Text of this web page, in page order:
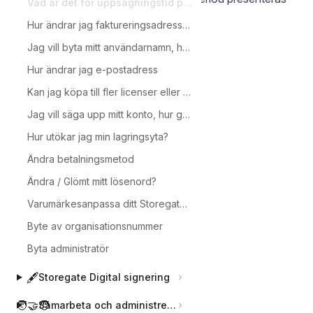
Vad är det för uppsägningstid på mitt abonnemang?
Hur ändrar jag faktureringsadressen?
Jag vill byta mitt användarnamn, hur gör jag?
Hur ändrar jag e-postadress
Kan jag köpa till fler licenser eller uppgradera lagringsytan?
Jag vill säga upp mitt konto, hur gör jag?
Hur utökar jag min lagringsyta?
Ändra betalningsmetod
Ändra / Glömt mitt lösenord?
Varumärkesanpassa ditt Storegatekonto
Byte av organisationsnummer
Byta administratör
🖋️Storegate Digital signering
🧑‍🤝‍🧑 Samarbeta och administrera användare
på din faktura.
Back to Konto och fakturering